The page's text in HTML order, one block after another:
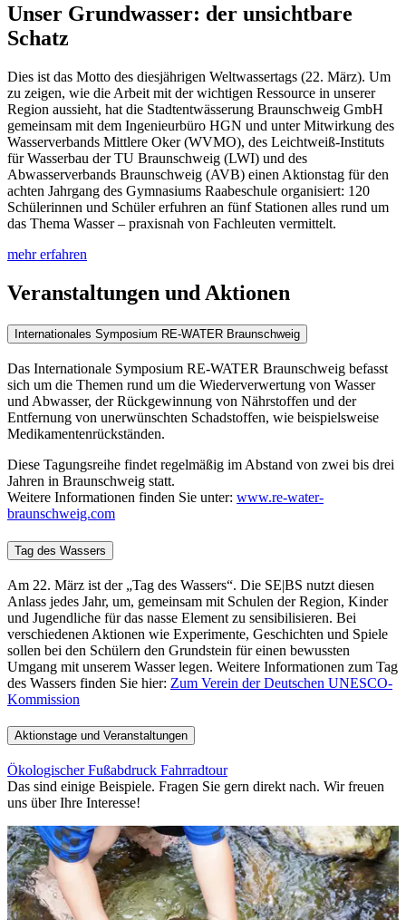
Unser Grundwasser: der unsichtbare
Schatz
Dies ist das Motto des diesjährigen Weltwassertags (22. März). Um
zu zeigen, wie die Arbeit mit der wichtigen Ressource in unserer
Region aussieht, hat die Stadtentwässerung Braunschweig GmbH
gemeinsam mit dem Ingenieurbüro HGN und unter Mitwirkung des
Wasserverbands Mittlere Oker (WVMO), des Leichtweiß-Instituts
für Wasserbau der TU Braunschweig (LWI) und des
Abwasserverbands Braunschweig (AVB) einen Aktionstag für den
achten Jahrgang des Gymnasiums Raabeschule organisiert: 120
Schülerinnen und Schüler erfuhren an fünf Stationen alles rund um
das Thema Wasser – praxisnah von Fachleuten vermittelt.
mehr erfahren
Veranstaltungen und Aktionen
Internationales Symposium RE-WATER Braunschweig
Das Internationale Symposium RE-WATER Braunschweig befasst
sich um die Themen rund um die Wiederverwertung von Wasser
und Abwasser, der Rückgewinnung von Nährstoffen und der
Entfernung von unerwünschten Schadstoffen, wie beispielsweise
Medikamentenrückständen.
Diese Tagungsreihe findet regelmäßig im Abstand von zwei bis drei
Jahren in Braunschweig statt.
Weitere Informationen finden Sie unter: www.re-water-
braunschweig.com
Tag des Wassers
Am 22. März ist der „Tag des Wassers“. Die SE|BS nutzt diesen
Anlass jedes Jahr, um, gemeinsam mit Schulen der Region, Kinder
und Jugendliche für das nasse Element zu sensibilisieren. Bei
verschiedenen Aktionen wie Experimente, Geschichten und Spiele
sollen bei den Schülern den Grundstein für einen bewussten
Umgang mit unserem Wasser legen. Weitere Informationen zum Tag
des Wassers finden Sie hier: Zum Verein der Deutschen UNESCO-
Kommission
Aktionstage und Veranstaltungen
Ökologischer Fußabdruck Fahrradtour
Das sind einige Beispiele. Fragen Sie gern direkt nach. Wir freuen
uns über Ihre Interesse!